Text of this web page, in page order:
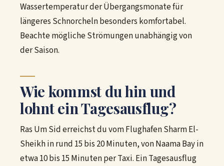
Wassertemperatur der Übergangsmonate für
längeres Schnorcheln besonders komfortabel.
Beachte mögliche Strömungen unabhängig von
der Saison.
Wie kommst du hin und
lohnt ein Tagesausflug?
Ras Um Sid erreichst du vom Flughafen Sharm El-
Sheikh in rund 15 bis 20 Minuten, von Naama Bay in
etwa 10 bis 15 Minuten per Taxi. Ein Tagesausflug